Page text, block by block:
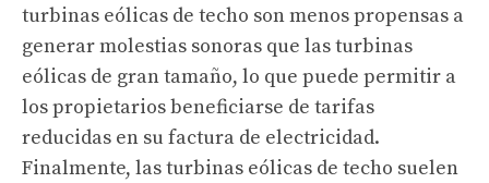
turbinas eólicas de techo son menos propensas a
generar molestias sonoras que las turbinas
eólicas de gran tamaño, lo que puede permitir a
los propietarios beneficiarse de tarifas
reducidas en su factura de electricidad.
Finalmente, las turbinas eólicas de techo suelen